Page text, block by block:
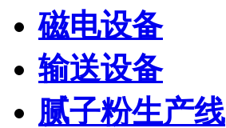
磁电设备
输送设备
腻子粉生产线